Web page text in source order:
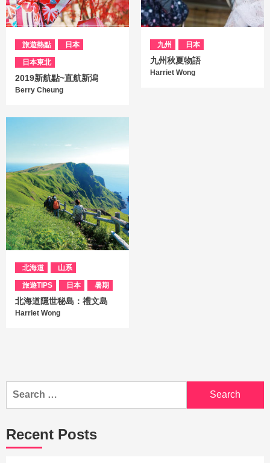
旅遊熱點 日本
日本東北
2019新航點~直航新潟
Berry Cheung
九州 日本
九州秋夏物語
Harriet Wong
北海道 山系
旅遊TIPS 日本 暑期
北海道隱世秘島：禮文島
Harriet Wong
Recent Posts